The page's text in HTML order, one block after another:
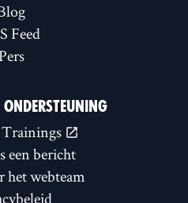
Feed
Pers
een bericht
het webteam